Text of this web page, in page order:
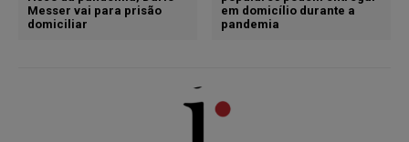
Messer vai para prisão
domiciliar
em domicílio durante a
pandemia